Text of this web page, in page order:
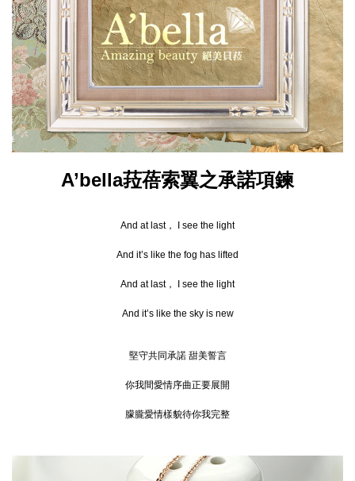
A’bella菈蓓索翼之承諾項鍊
And at last， I see the light
And it’s like the fog has lifted
And at last， I see the light
And it’s like the sky is new
堅守共同承諾 甜美誓言
你我間愛情序曲正要展開
朦朧愛情樣貌待你我完整